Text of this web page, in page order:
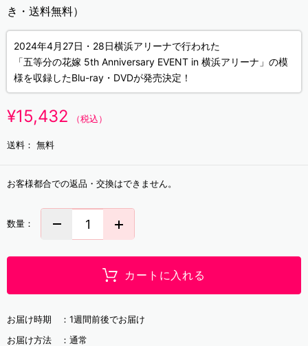
き・送料無料）
2024年4月27日・28日横浜アリーナで行われた
「五等分の花嫁 5th Anniversary EVENT in 横浜アリーナ」の模
様を収録したBlu-ray・DVDが発売決定！
¥15,432 （税込）
送料： 無料
お客様都合での返品・交換はできません。
数量：
カートに入れる
お届け時期 ： 1週間前後でお届け
お届け方法 ： 通常